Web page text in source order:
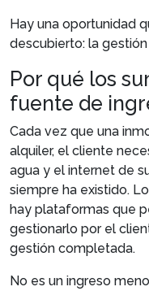
Hay una oportunidad
descubierto: la
Por qué los
fuente de
Cada vez que una
alquiler, el cliente
agua y el internet de
siempre ha existido.
hay plataformas que
gestionarlo por el
gestión completada.
No es un ingreso